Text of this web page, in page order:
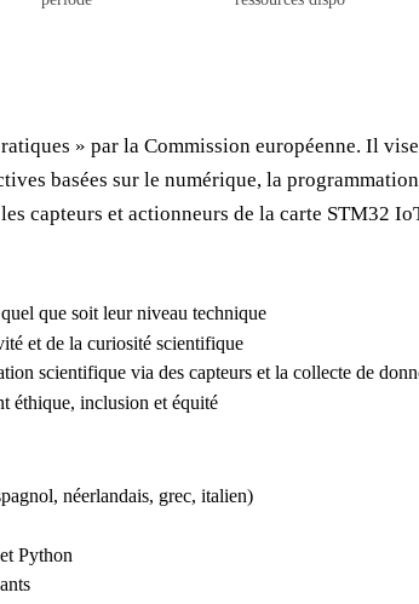
» par la Commission européenne. Il
basées sur le numérique, la
capteurs et actionneurs de la carte STM32
que soit leur niveau technique
et de la curiosité scientifique
scientifique via des capteurs et la collecte de
éthique, inclusion et équité
néerlandais, grec, italien)
Python